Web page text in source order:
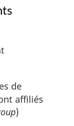
de
affiliés
)